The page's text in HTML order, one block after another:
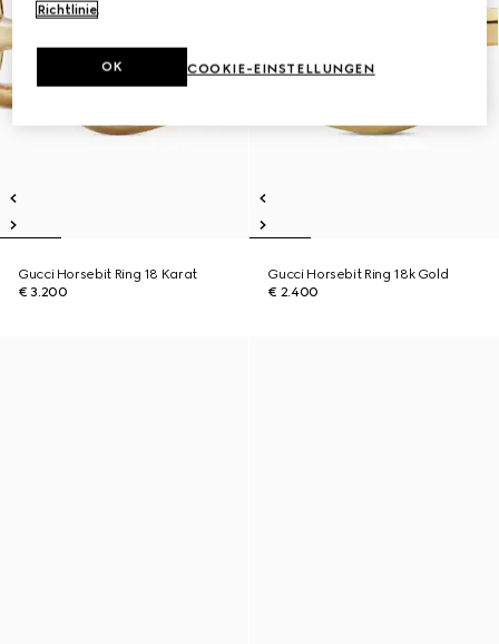
Gucci Horsebit Ring 18 Karat
€ 3.200
Gucci Horsebit Ring 18k Gold
€ 2.400
Richtlinie.
COOKIE-EINSTELLUNGEN
OK